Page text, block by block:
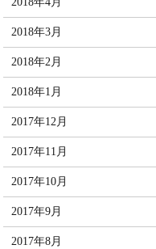
2018年3月
2018年2月
2018年1月
2017年12月
2017年11月
2017年10月
2017年9月
2017年8月